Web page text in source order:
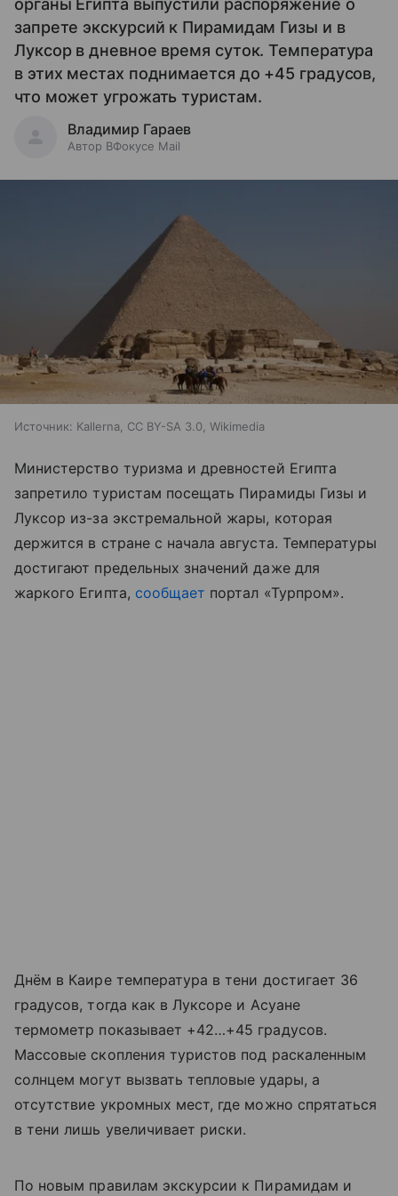
органы Египта выпустили распоряжение о
запрете экскурсий к Пирамидам Гизы и в
Луксор в дневное время суток. Температура
в этих местах поднимается до +45 градусов,
что может угрожать туристам.
Владимир Гараев
Автор ВФокусе Mail
Источник: Kallerna, CC BY-SA 3.0, Wikimedia
Министерство туризма и древностей Египта
запретило туристам посещать Пирамиды Гизы и
Луксор из-за экстремальной жары, которая
держится в стране с начала августа. Температуры
достигают предельных значений даже для
жаркого Египта, сообщает портал «Турпром».
Днём в Каире температура в тени достигает 36
градусов, тогда как в Луксоре и Асуане
термометр показывает +42…+45 градусов.
Массовые скопления туристов под раскаленным
солнцем могут вызвать тепловые удары, а
отсутствие укромных мест, где можно спрятаться
в тени лишь увеличивает риски.
По новым правилам экскурсии к Пирамидам и